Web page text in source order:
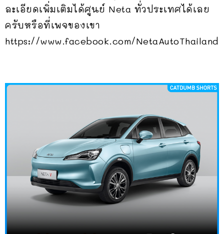
ละเอียดเพิ่มเติมได้ศูนย์ Neta ทั่วประเทศได้เลย
ครับหรือที่เพจของเขา
https://www.facebook.com/NetaAutoThailand